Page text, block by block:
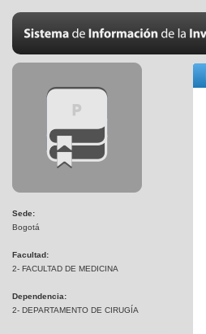
Sede:
Bogotá
Facultad:
2- FACULTAD DE MEDICINA
Dependencia:
2- DEPARTAMENTO DE CIRUGÍA